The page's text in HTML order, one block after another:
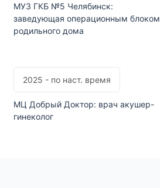
МУЗ ГКБ №5 Челябинск:
заведующая операционным блоком
родильного дома
2025 - по наст. время
МЦ Добрый Доктор: врач акушер-
гинеколог